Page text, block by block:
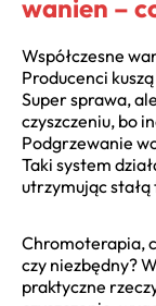
wanien –
Współczesne
Producenci
Super sprawa,
czyszczeniu, bo
Podgrzewanie
Taki system
utrzymując
Chromoterapia,
czy niezbędny?
praktyczne